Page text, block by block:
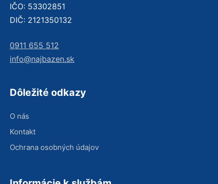
IČO: 53302851
DIČ: 2121350132
0911 655 512
info@najbazen.sk
Dôležité odkazy
O nás
Kontakt
Ochrana osobných údajov